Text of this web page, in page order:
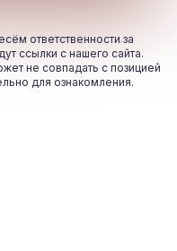
ответственности за
ссылки с нашего сайта.
не совпадать с позицией
для ознакомления.